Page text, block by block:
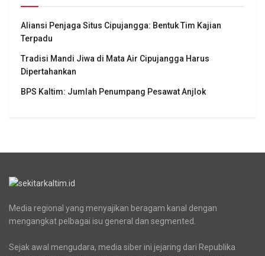
Aliansi Penjaga Situs Cipujangga: Bentuk Tim Kajian
Terpadu
Tradisi Mandi Jiwa di Mata Air Cipujangga Harus
Dipertahankan
BPS Kaltim: Jumlah Penumpang Pesawat Anjlok
Media regional yang menyajikan beragam kanal dengan
mengangkat pelbagai isu general dan segmented.
Sejak awal mengudara, media siber ini jejaring dari Republika